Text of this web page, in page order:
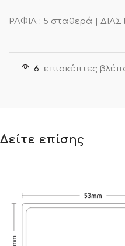
ΡΑΦΙΑ : 5 σταθερά |
6 επισκέπτες
Δείτε επίσης